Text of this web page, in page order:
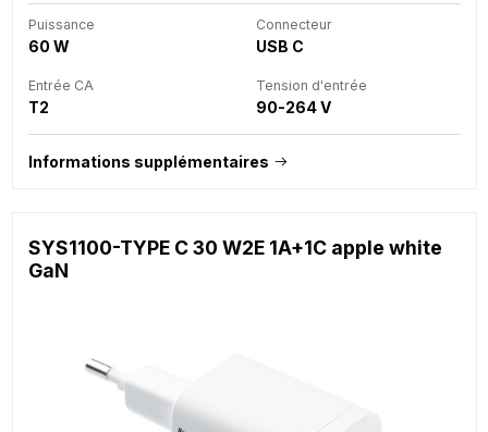
Puissance
60 W
Connecteur
USB C
Entrée CA
T2
Tension d'entrée
90-264 V
Informations supplémentaires
SYS1100-TYPE C 30 W2E 1A+1C apple white
GaN